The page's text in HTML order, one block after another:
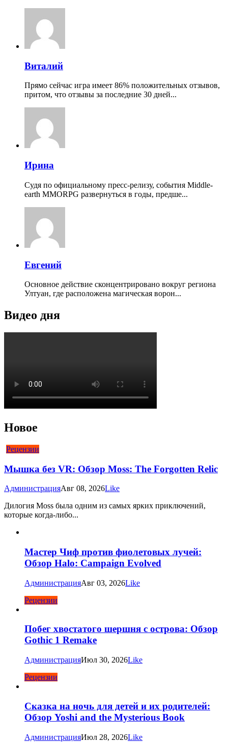
Виталий
Прямо сейчас игра имеет 86% положительных отзывов,
притом, что отзывы за последние 30 дней...
Ирина
Судя по официальному пресс-релизу, события Middle-
earth MMORPG развернуться в годы, предше...
Евгений
Основное действие сконцентрировано вокруг региона
Ултуан, где расположена магическая ворон...
Видео дня
Новое
Рецензии
Мышка без VR: Обзор Moss: The Forgotten Relic
АдминистрацияАвг 08, 2026Like
Дилогия Moss была одним из самых ярких приключений,
которые когда-либо...
Мастер Чиф против фиолетовых лучей:
Обзор Halo: Campaign Evolved
АдминистрацияАвг 03, 2026Like
Рецензии
Побег хвостатого шершня с острова: Обзор
Gothic 1 Remake
АдминистрацияИюл 30, 2026Like
Рецензии
Сказка на ночь для детей и их родителей:
Обзор Yoshi and the Mysterious Book
АдминистрацияИюл 28, 2026Like